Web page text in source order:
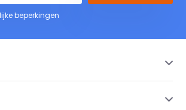
beperkingen